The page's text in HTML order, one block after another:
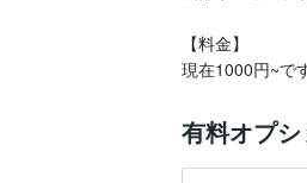
【料金】
現在1000円~で
有料オプ